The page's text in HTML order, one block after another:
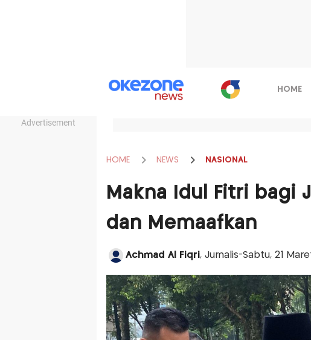
Advertisement
HOME
HOME NEWS NASIONAL
Makna Idul Fitri bagi
dan Memaafkan
Achmad Al Fiqri, Jurnalis-Sabtu, 21